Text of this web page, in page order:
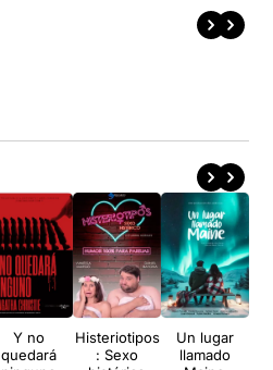
Y no
quedará
Histeriotipos
: Sexo
Un lugar
llamado